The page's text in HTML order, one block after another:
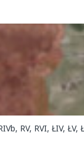
RV, RVI, ŁIV,